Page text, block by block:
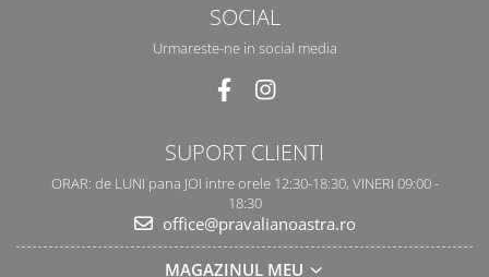
SOCIAL
Urmareste-ne in social media
SUPORT CLIENTI
ORAR: de LUNI pana JOI intre orele 12:30-18:30, VINERI 09:00 -
18:30
office@pravalianoastra.ro
MAGAZINUL MEU